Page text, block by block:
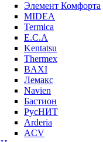
Элемент Комфорта
MIDEA
Termica
E.C.A
Kentatsu
Thermex
BAXI
Лемакс
Navien
Бастион
РусНИТ
Arderia
ACV